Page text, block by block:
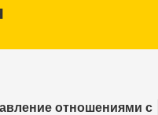
отношениями с